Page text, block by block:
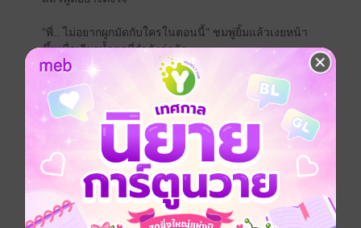
"พี่.. ไม่อยากผูกมัดกับใครในตอนนี้" ชมพู่ยิ้มแล้วเงยหน้า
ขึ้นเพื่อเรียกน้ำตาที่กำลังก่อตัว
"แค่บอกว่าชอบหนูบ้างรึเปล่า.. จะรักหนูได้มั้ย" แค่บอกมา
ขอแค่ความจริง
เธอเหมือนคนบ้าที่ร้องเรียกเศษความรักจากเขา มัน..น่า
สมเพชสิ้นดี
"..." เขาสบตาชมพู่ก่อนจะเบือนหน้าไปอีกทาง เพราะทน
กับแววตาของชมพู่ไม่ไหว